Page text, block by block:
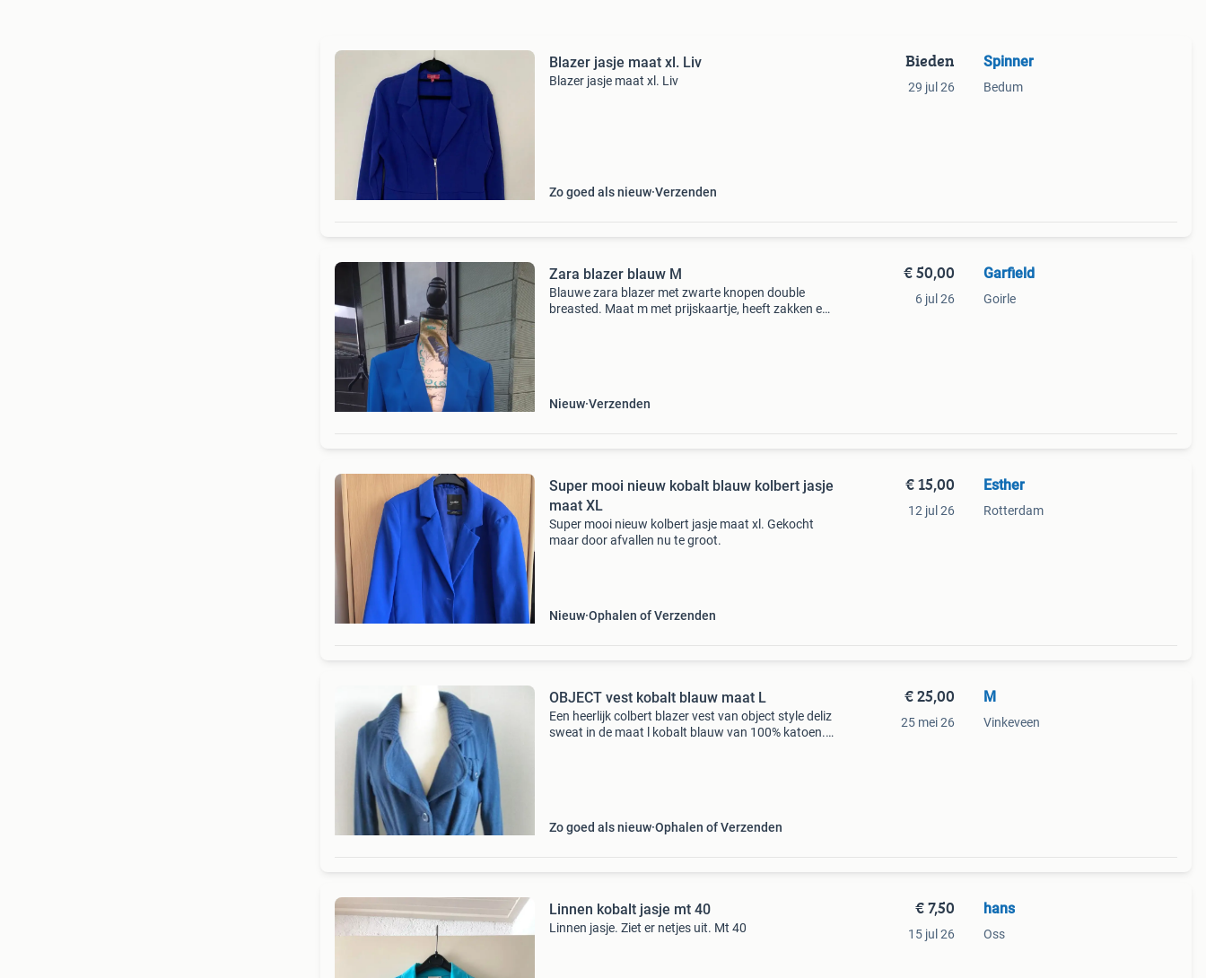
Blazer jasje maat xl. Liv
Blazer jasje maat xl. Liv
Zo goed als nieuw Verzenden
Bieden
29 jul 26
Spinner
Bedum
Zara blazer blauw M
Blauwe zara blazer met zwarte knopen double
breasted. Maat m met prijskaartje, heeft zakken en
Nieuw Verzenden
€ 50,00
6 jul 26
Garfield
Goirle
Super mooi nieuw kobalt blauw kolbert jasje
maat XL
Super mooi nieuw kolbert jasje maat xl. Gekocht
maar door afvallen nu te groot.
Nieuw Ophalen of Verzenden
€ 15,00
12 jul 26
Esther
Rotterdam
OBJECT vest kobalt blauw maat L
Een heerlijk colbert blazer vest van object style deliz
sweat in de maat l kobalt blauw van 100% katoen.
Zo goed als nieuw Ophalen of Verzenden
€ 25,00
25 mei 26
M
Vinkeveen
Linnen kobalt jasje mt 40
Linnen jasje. Ziet er netjes uit. Mt 40
€ 7,50
15 jul 26
hans
Oss